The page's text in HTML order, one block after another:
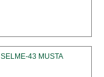
SELME-43 MUSTA